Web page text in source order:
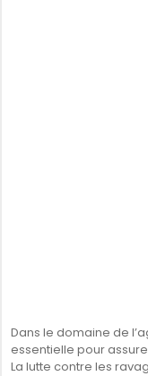
Dans le domaine de
essentielle pour
La lutte contre les